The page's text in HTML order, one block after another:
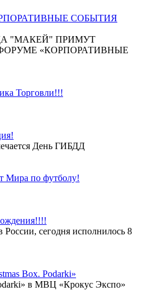
СОБЫТИЯ
"МАКЕЙ" ПРИМУТ
«КОРПОРАТИВНЫЕ
Торговли!!!
День ГИБДД
Мира по футболу!
сегодня исполнилось 8
Box. Podarki»
в МВЦ «Крокус Экспо»